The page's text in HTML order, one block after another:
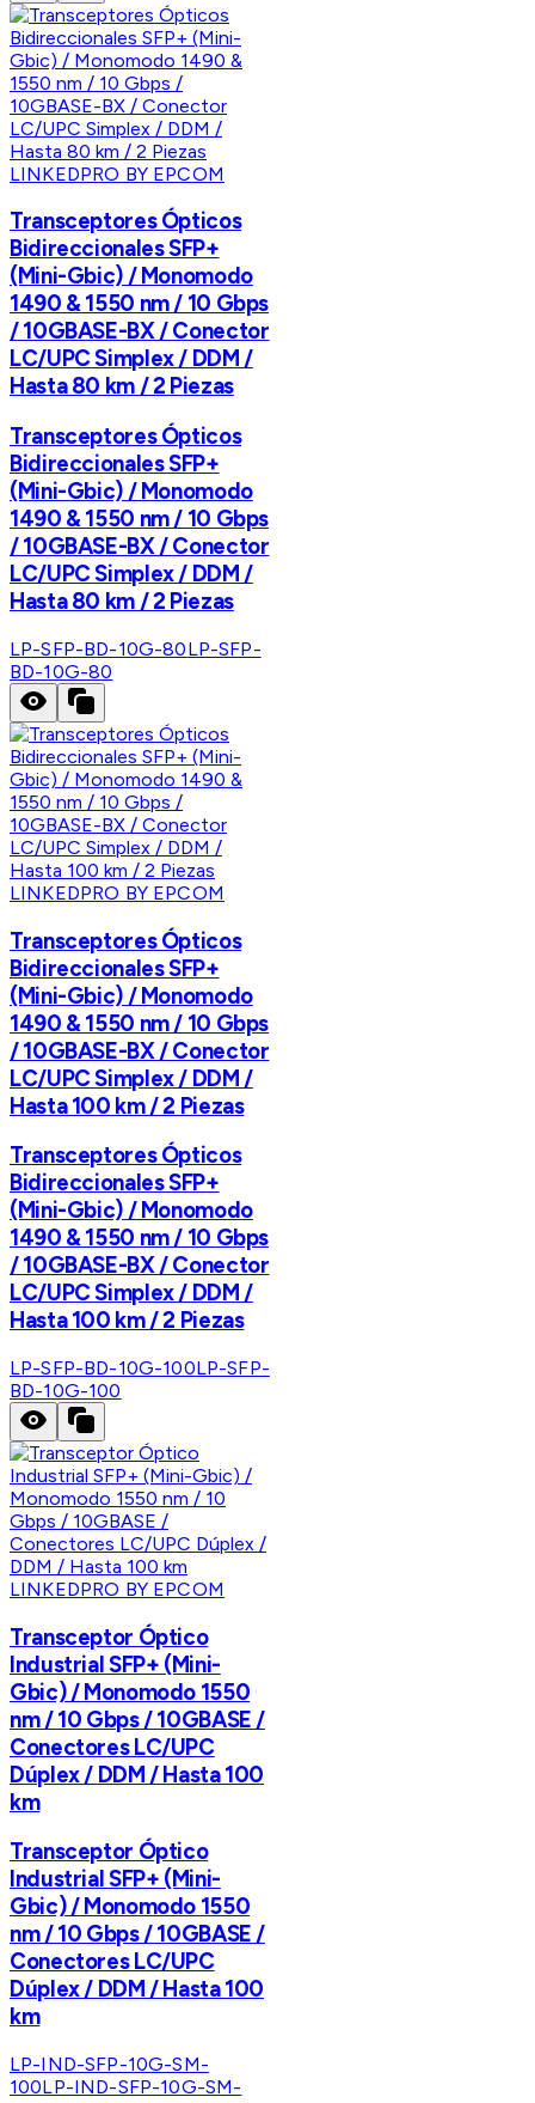
LINKEDPRO BY EPCOM
Transceptores Ópticos
Bidireccionales SFP+
(Mini-Gbic) / Monomodo
1490 & 1550 nm / 10 Gbps
/ 10GBASE-BX / Conector
LC/UPC Simplex / DDM /
Hasta 80 km / 2 Piezas
Transceptores Ópticos
Bidireccionales SFP+
(Mini-Gbic) / Monomodo
1490 & 1550 nm / 10 Gbps
/ 10GBASE-BX / Conector
LC/UPC Simplex / DDM /
Hasta 80 km / 2 Piezas
LP-SFP-BD-10G-80LP-SFP-
BD-10G-80
LINKEDPRO BY EPCOM
Transceptores Ópticos
Bidireccionales SFP+
(Mini-Gbic) / Monomodo
1490 & 1550 nm / 10 Gbps
/ 10GBASE-BX / Conector
LC/UPC Simplex / DDM /
Hasta 100 km / 2 Piezas
Transceptores Ópticos
Bidireccionales SFP+
(Mini-Gbic) / Monomodo
1490 & 1550 nm / 10 Gbps
/ 10GBASE-BX / Conector
LC/UPC Simplex / DDM /
Hasta 100 km / 2 Piezas
LP-SFP-BD-10G-100LP-SFP-
BD-10G-100
LINKEDPRO BY EPCOM
Transceptor Óptico
Industrial SFP+ (Mini-
Gbic) / Monomodo 1550
nm / 10 Gbps / 10GBASE /
Conectores LC/UPC
Dúplex / DDM / Hasta 100
km
Transceptor Óptico
Industrial SFP+ (Mini-
Gbic) / Monomodo 1550
nm / 10 Gbps / 10GBASE /
Conectores LC/UPC
Dúplex / DDM / Hasta 100
km
LP-IND-SFP-10G-SM-
100LP-IND-SFP-10G-SM-